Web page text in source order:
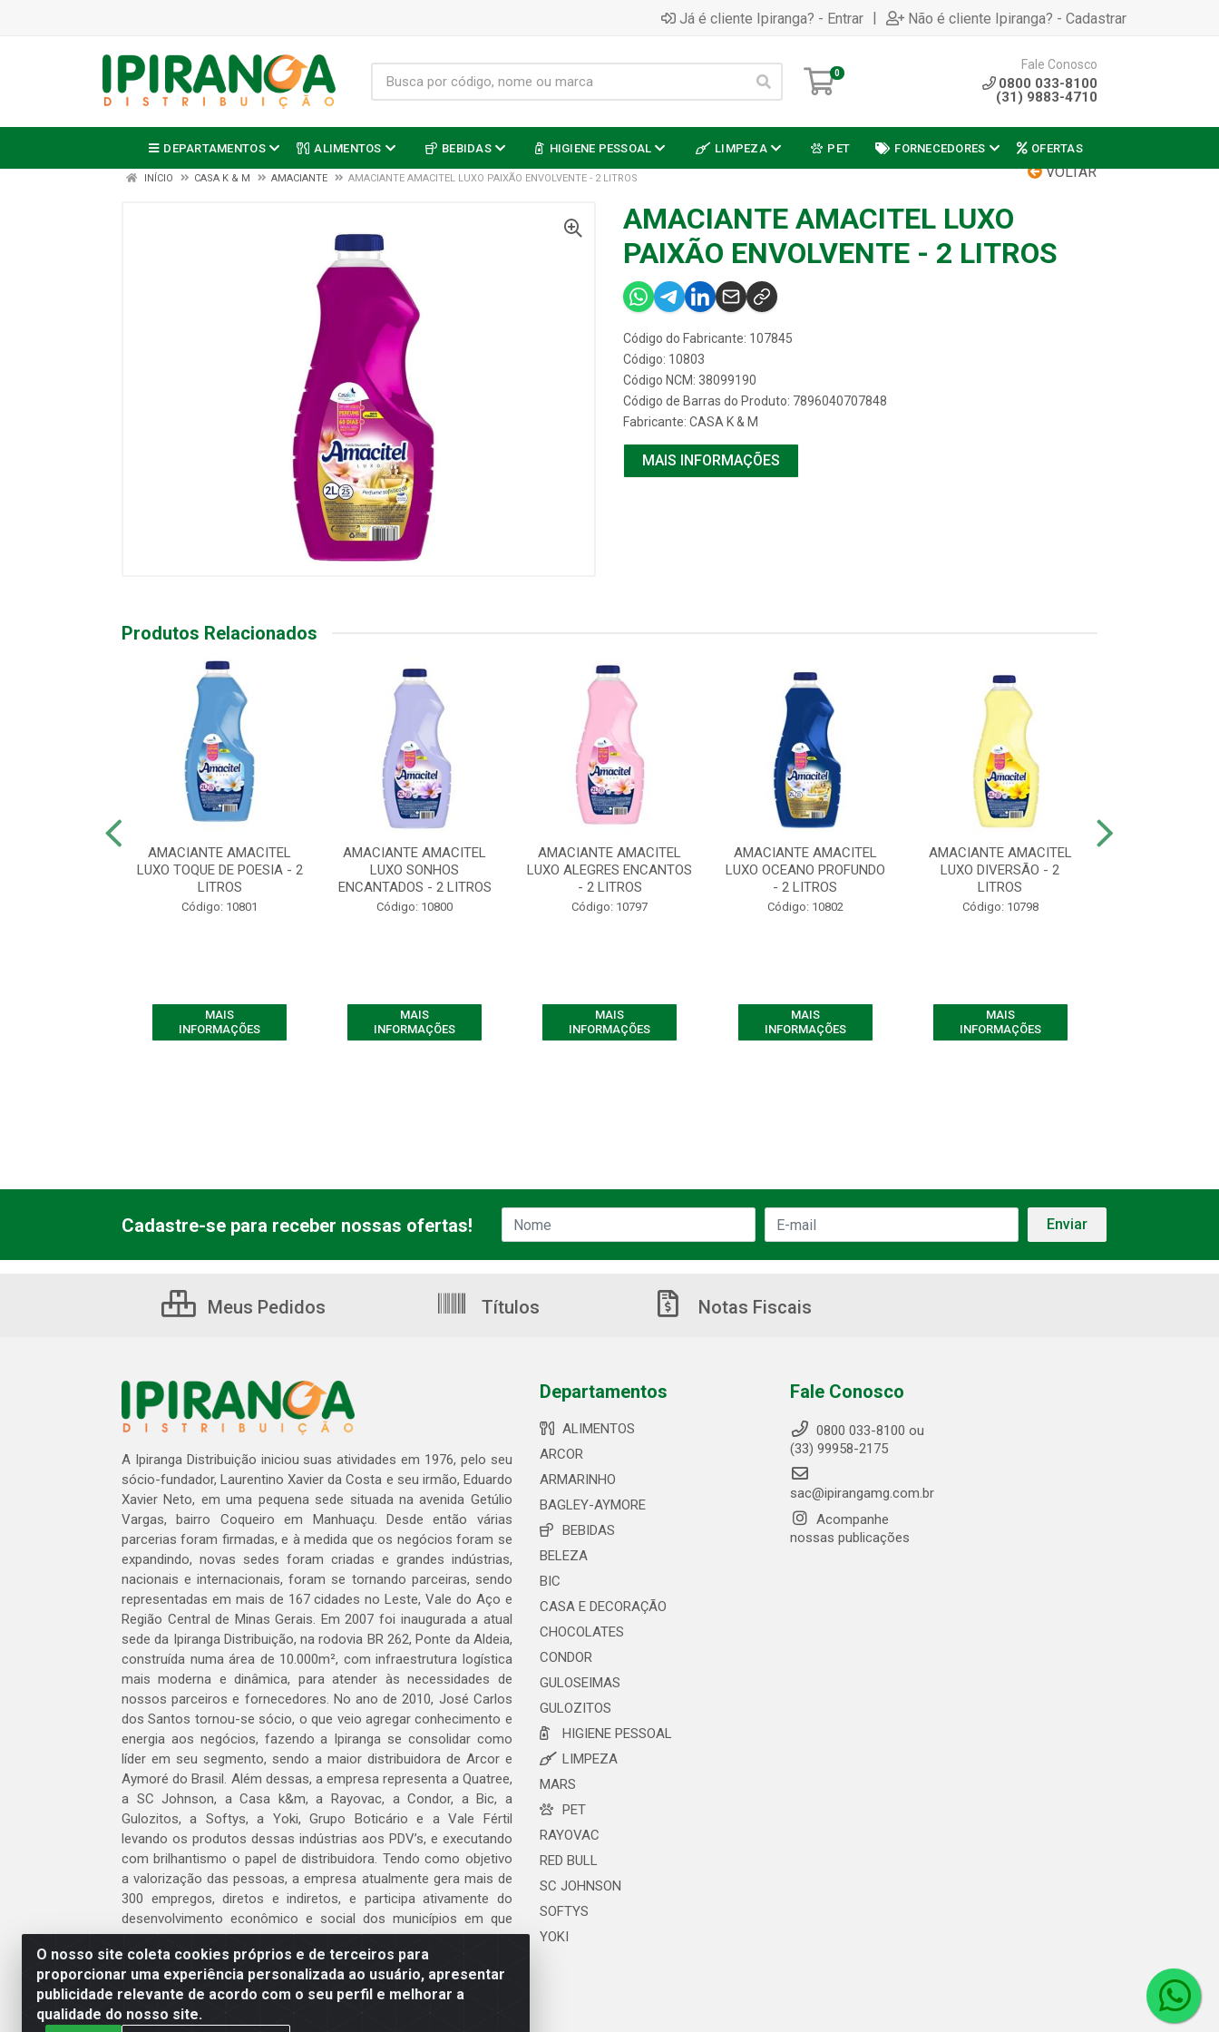
Já é cliente Ipiranga? - Entrar | Não é cliente Ipiranga? - Cadastrar
0
Fale Conosco
0800 033-8100
(31) 9883-4710
DEPARTAMENTOS ALIMENTOS BEBIDAS HIGIENE PESSOAL LIMPEZA PET FORNECEDORES OFERTAS
VOLTAR
INÍCIO CASA K & M AMACIANTE AMACIANTE AMACITEL LUXO PAIXÃO ENVOLVENTE - 2 LITROS
AMACIANTE AMACITEL LUXO
PAIXÃO ENVOLVENTE - 2 LITROS
Código do Fabricante: 107845
Código: 10803
Código NCM: 38099190
Código de Barras do Produto: 7896040707848
Fabricante: CASA K & M
MAIS INFORMAÇÕES
Produtos Relacionados
AMACIANTE AMACITEL
LUXO TOQUE DE POESIA - 2
LITROS
Código: 10801
MAIS
INFORMAÇÕES
AMACIANTE AMACITEL
LUXO SONHOS
ENCANTADOS - 2 LITROS
Código: 10800
MAIS
INFORMAÇÕES
AMACIANTE AMACITEL
LUXO ALEGRES ENCANTOS
- 2 LITROS
Código: 10797
MAIS
INFORMAÇÕES
AMACIANTE AMACITEL
LUXO OCEANO PROFUNDO
- 2 LITROS
Código: 10802
MAIS
INFORMAÇÕES
AMACIANTE AMACITEL
LUXO DIVERSÃO - 2
LITROS
Código: 10798
MAIS
INFORMAÇÕES
O nosso site coleta cookies próprios e de terceiros para
proporcionar uma experiência personalizada ao usuário, apresentar
publicidade relevante de acordo com o seu perfil e melhorar a
qualidade do nosso site.
Cadastre-se para receber nossas ofertas!
Meus Pedidos Títulos Notas Fiscais
A Ipiranga Distribuição iniciou suas atividades em 1976, pelo seu
sócio-fundador, Laurentino Xavier da Costa e seu irmão, Eduardo
Xavier Neto, em uma pequena sede situada na avenida Getúlio
Vargas, bairro Coqueiro em Manhuaçu. Desde então várias
parcerias foram firmadas, e à medida que os negócios foram se
expandindo, novas sedes foram criadas e grandes indústrias,
nacionais e internacionais, foram se tornando parceiras, sendo
representadas em mais de 167 cidades no Leste, Vale do Aço e
Região Central de Minas Gerais. Em 2007 foi inaugurada a atual
sede da Ipiranga Distribuição, na rodovia BR 262, Ponte da Aldeia,
construída numa área de 10.000m², com infraestrutura logística
mais moderna e dinâmica, para atender às necessidades de
nossos parceiros e fornecedores. No ano de 2010, José Carlos
dos Santos tornou-se sócio, o que veio agregar conhecimento e
energia aos negócios, fazendo a Ipiranga se consolidar como
líder em seu segmento, sendo a maior distribuidora de Arcor e
Aymoré do Brasil. Além dessas, a empresa representa a Quatree,
a SC Johnson, a Casa k&m, a Rayovac, a Condor, a Bic, a
Gulozitos, a Softys, a Yoki, Grupo Boticário e a Vale Fértil
levando os produtos dessas indústrias aos PDV’s, e executando
com brilhantismo o papel de distribuidora. Tendo como objetivo
a valorização das pessoas, a empresa atualmente gera mais de
300 empregos, diretos e indiretos, e participa ativamente do
desenvolvimento econômico e social dos municípios em que
atua.
Venha fazer parte do nosso time!
Clique aqui
Departamentos
ALIMENTOS
ARCOR
ARMARINHO
BAGLEY-AYMORE
BEBIDAS
BELEZA
BIC
CASA E DECORAÇÃO
CHOCOLATES
CONDOR
GULOSEIMAS
GULOZITOS
HIGIENE PESSOAL
LIMPEZA
MARS
PET
RAYOVAC
RED BULL
SC JOHNSON
SOFTYS
YOKI
Fale Conosco
0800 033-8100 ou
(33) 99958-2175
sac@ipirangamg.com.br
Acompanhe
nossas publicações